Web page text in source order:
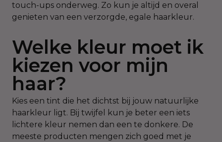
touch-ups onderweg. Zo kun je altijd en overal
genieten van een verzorgde, egale haarkleur.
Welke kleur moet ik
kiezen voor mijn
haar?
Kies een tint die het dichtst bij jouw natuurlijke
haarkleur ligt. Bij twijfel kun je beter een iets
lichtere kleur nemen dan een te donkere. De
meeste producten mengen zich goed met je